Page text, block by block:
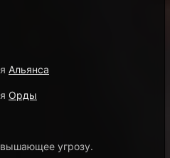
Альянса
Орды
угрозу.